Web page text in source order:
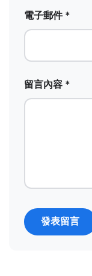
電子郵件 *
留言內容 *
發表留言